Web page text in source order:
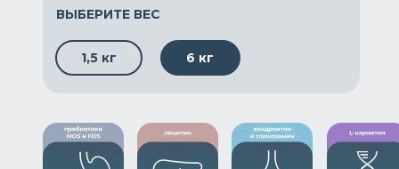
ВЫБЕРИТЕ ВЕС
1,5 кг 6 кг